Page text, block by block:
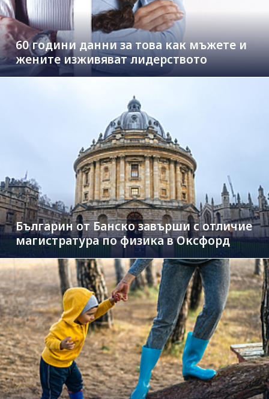
60 години данни за това как мъжете и
жените изживяват лидерството
Българин от Банско завърши с отличие
магистратура по физика в Оксфорд